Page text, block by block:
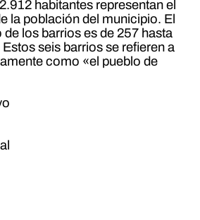
habitantes representan el
la población del municipio. El
los barrios es de 257 hasta
seis barrios se refieren a
como «el pueblo de